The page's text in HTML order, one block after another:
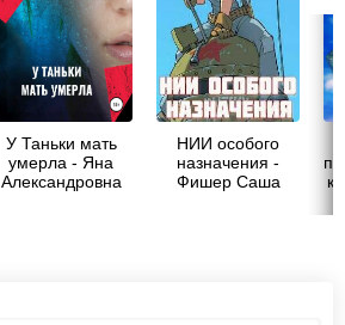
У Таньки мать
умерла - Яна
Александровна
НИИ особого
назначения -
Фишер Саша